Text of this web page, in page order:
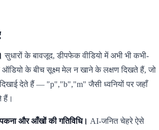
सुधारों के बावजूद, डीपफेक वीडियो में अभी भी कभी-
के बीच सूक्ष्म मेल न खाने के लक्षण दिखते हैं, जो
देते हैं — "p","b","m" जैसी ध्वनियों पर जहाँ
हैं।
और आँखों की गतिविधि। AI-जनित चेहरे ऐसे